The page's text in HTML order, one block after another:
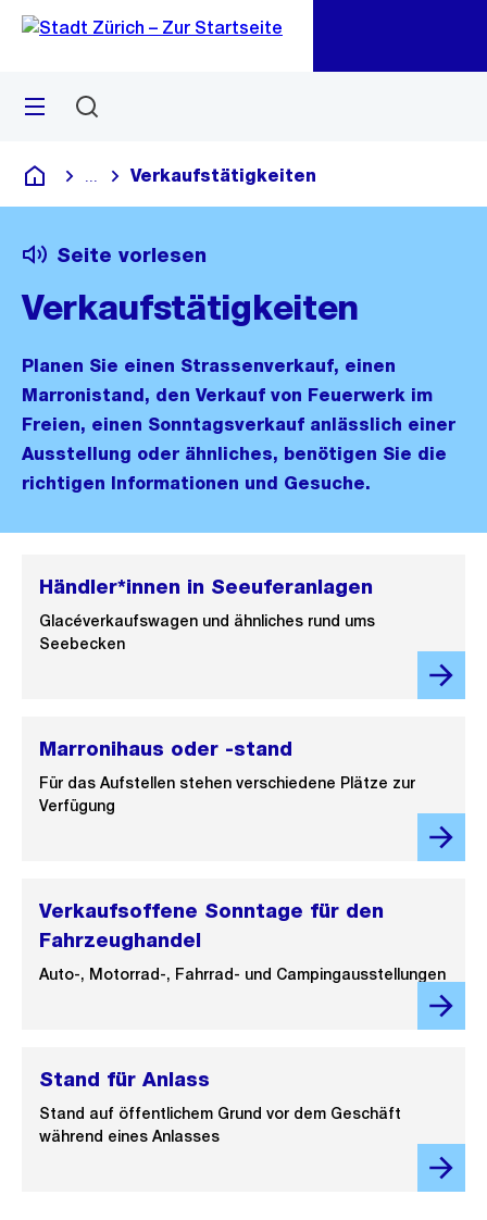
Navigation
Sprunglink
Menü
Deutsch
Blende alle Breadcrumbs ein
Verkaufstätigkeiten
Seite vorlesen
Verkaufstätigkeiten
Planen Sie einen Strassenverkauf, einen
Marronistand, den Verkauf von Feuerwerk im
Freien, einen Sonntagsverkauf anlässlich einer
Ausstellung oder ähnliches, benötigen Sie die
richtigen Informationen und Gesuche.
Händler*innen in Seeuferanlagen
Glacéverkaufswagen und ähnliches rund ums
Seebecken
Marronihaus oder -stand
Für das Aufstellen stehen verschiedene Plätze zur
Verfügung
Verkaufsoffene Sonntage für den
Fahrzeughandel
Auto-, Motorrad-, Fahrrad- und Campingausstellungen
Stand für Anlass
Stand auf öffentlichem Grund vor dem Geschäft
während eines Anlasses